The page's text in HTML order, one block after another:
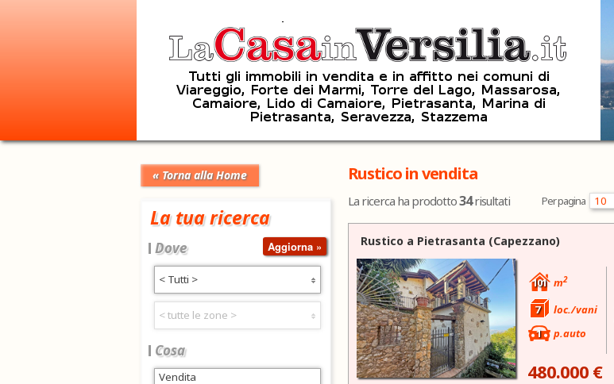
« Torna alla Home
La tua ricerca
Dove
< Tutti >
< tutte le zone >
Cosa
Rustico in vendita
La ricerca ha prodotto34risultati Per pagina
Rustico a Pietrasanta (Capezzano)
101 m2
7
loc./vani
1
p.auto
480.000 €